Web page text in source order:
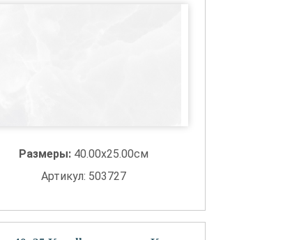
Размеры: 40.00x25.00см
Артикул: 503727